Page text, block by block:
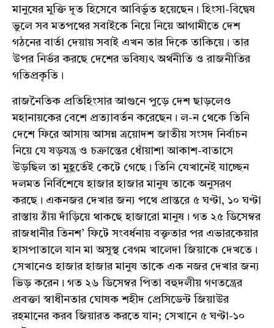
মানুষের মুক্তি দূত হিসেবে আবির্ভূত হয়েছেন। হিংসা-বিদ্বেষ
ভুলে সব মতপথের সবাইকে নিয়ে নিয়ে আগামীতে দেশ
গঠনের বার্তা দেয়ায় সবাই এখন তার দিকে তাকিয়ে। তার
উপর নির্ভর করছে দেশের ভবিষ্যৎ অর্থনীতি ও রাজনীতির
গতিপ্রকৃতি।
রাজনৈতিক প্রতিহিংসার আগুনে পুড়ে দেশ ছাড়লেও
মহানায়কের বেশে প্রত্যাবর্তন করেছেন। ল-ন থেকে তিনি
দেশে ফিরে আসায় আসন্ন ত্রয়োদশ জাতীয় সংসদ নির্বাচন
নিয়ে যে ষড়যন্ত্র ও চক্রান্তের ধোঁয়াশা আকাশ-বাতাসে
উড়ছিল তা মুহূর্তেই কেটে গেছে। তিনি যেখানেই যাচ্ছেন
দলমত নির্বিশেষে হাজার হাজার মানুষ তাকে অনুসরণ
করছে। একনজর দেখার জন্য পথে প্রান্তরে ৫ ঘণ্টা, ১০ ঘণ্টা
রাস্তায় ঠাঁয় দাঁড়িয়ে থাকছে হাজারো মানুষ। গত ২৫ ডিসেম্বর
রাজধানীর তিনশ’ ফিটে সংবর্ধনায় বক্তৃতার পর এভারকেয়ার
হাসপাতালে যান মা অসুস্থ বেগম খালেদা জিয়াকে দেখতে।
সেখানেও হাজার হাজার মানুষ তাকে এক নজর দেখার জন্য
ভিড় করেন। গত ২৬ ডিসেম্বর পিতা বহুদলীয় গণতন্ত্রের
প্রবক্তা স্বাধীনতার ঘোষক শহীদ প্রেসিডেন্ট জিয়াউর
রহমানের করব জিয়ারত করতে যান; সেখানে ৫ ঘণ্টা-১০